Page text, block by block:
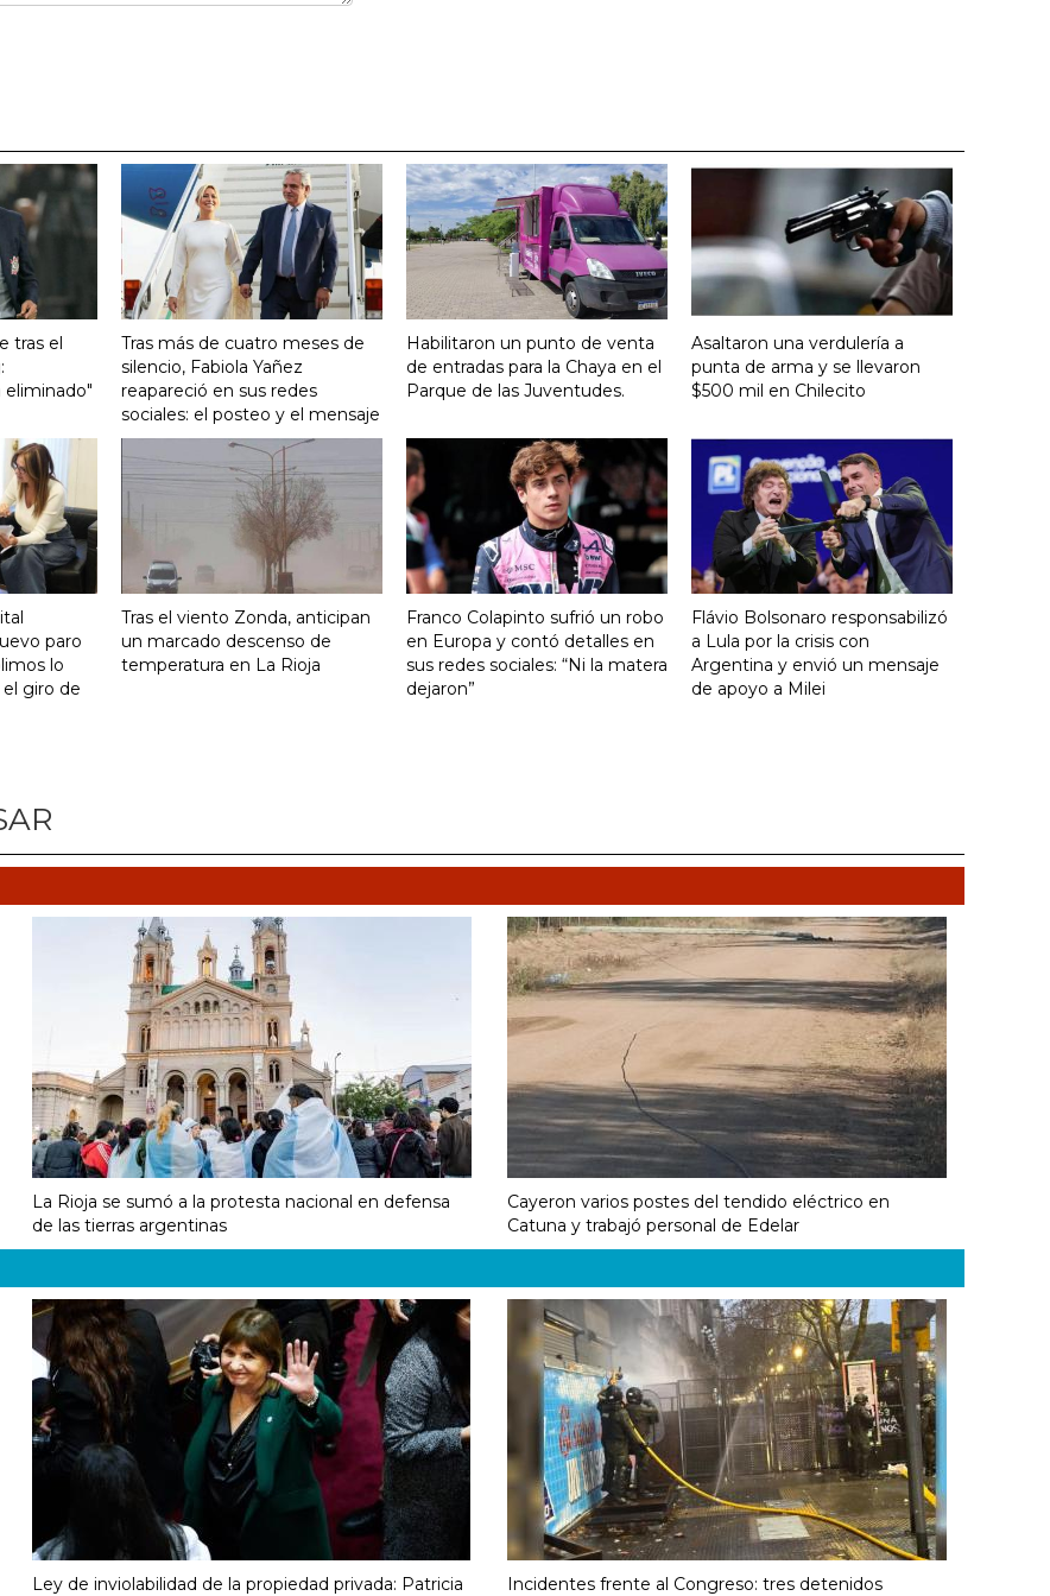
tras el
eliminado"
Tras más de cuatro meses de
silencio, Fabiola Yañez
reapareció en sus redes
sociales: el posteo y el mensaje
Habilitaron un punto de venta
de entradas para la Chaya en el
Parque de las Juventudes.
Asaltaron una verdulería a
punta de arma y se llevaron
$500 mil en Chilecito
paro
lo
giro de
Tras el viento Zonda, anticipan
un marcado descenso de
temperatura en La Rioja
Franco Colapinto sufrió un robo
en Europa y contó detalles en
sus redes sociales: “Ni la matera
dejaron”
Flávio Bolsonaro responsabilizó
a Lula por la crisis con
Argentina y envió un mensaje
de apoyo a Milei
La Rioja se sumó a la protesta nacional en defensa
de las tierras argentinas
Cayeron varios postes del tendido eléctrico en
Catuna y trabajó personal de Edelar
Ley de inviolabilidad de la propiedad privada: Patricia Incidentes frente al Congreso: tres detenidos